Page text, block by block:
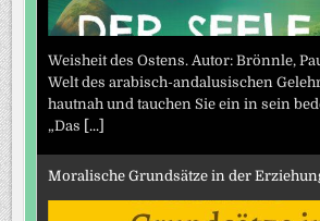
Weisheit des Ostens. Autor: Brönnle,
Welt des arabisch-andalusischen
hautnah und tauchen Sie ein in sein
„Das
[...]
Moralische Grundsätze in der